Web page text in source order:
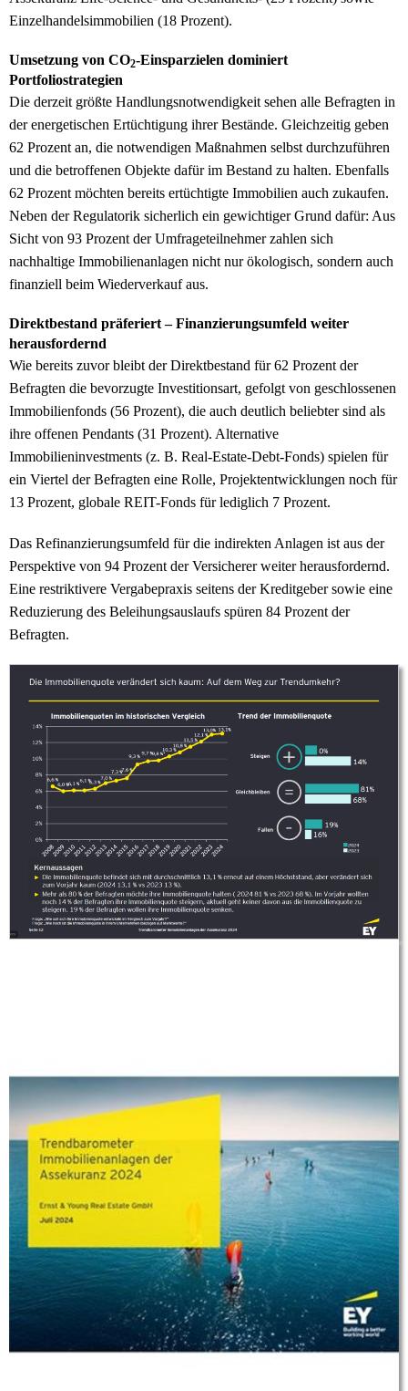
Einzelhandelsimmobilien (18 Prozent).
Umsetzung von CO2-Einsparzielen dominiert
Portfoliostrategien
Die derzeit größte Handlungsnotwendigkeit sehen alle Befragten in
der energetischen Ertüchtigung ihrer Bestände. Gleichzeitig geben
62 Prozent an, die notwendigen Maßnahmen selbst durchzuführen
und die betroffenen Objekte dafür im Bestand zu halten. Ebenfalls
62 Prozent möchten bereits ertüchtigte Immobilien auch zukaufen.
Neben der Regulatorik sicherlich ein gewichtiger Grund dafür: Aus
Sicht von 93 Prozent der Umfrageteilnehmer zahlen sich
nachhaltige Immobilienanlagen nicht nur ökologisch, sondern auch
finanziell beim Wiederverkauf aus.
Direktbestand präferiert – Finanzierungsumfeld weiter
herausfordernd
Wie bereits zuvor bleibt der Direktbestand für 62 Prozent der
Befragten die bevorzugte Investitionsart, gefolgt von geschlossenen
Immobilienfonds (56 Prozent), die auch deutlich beliebter sind als
ihre offenen Pendants (31 Prozent). Alternative
Immobilieninvestments (z. B. Real-Estate-Debt-Fonds) spielen für
ein Viertel der Befragten eine Rolle, Projektentwicklungen noch für
13 Prozent, globale REIT-Fonds für lediglich 7 Prozent.
Das Refinanzierungsumfeld für die indirekten Anlagen ist aus der
Perspektive von 94 Prozent der Versicherer weiter herausfordernd.
Eine restriktivere Vergabepraxis seitens der Kreditgeber sowie eine
Reduzierung des Beleihungsauslaufs spüren 84 Prozent der
Befragten.